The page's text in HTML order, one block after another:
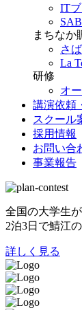
IT
まちなか
さ
La
研修
オ
講演依頼
スクール
採用情報
お問い合
事業報告
全国の大学生
2泊3日で鯖江
詳しく見る